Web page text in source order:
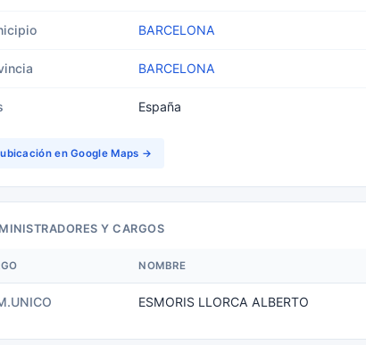
BARCELONA
BARCELONA
España
en Google Maps →
Y CARGOS
NOMBRE
ESMORIS LLORCA ALBERTO